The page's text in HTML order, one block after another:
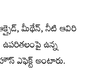
మీథేన్, నీటి ఆవిరి
ఉన్న
ఎఫెక్ట్ అంటారు.